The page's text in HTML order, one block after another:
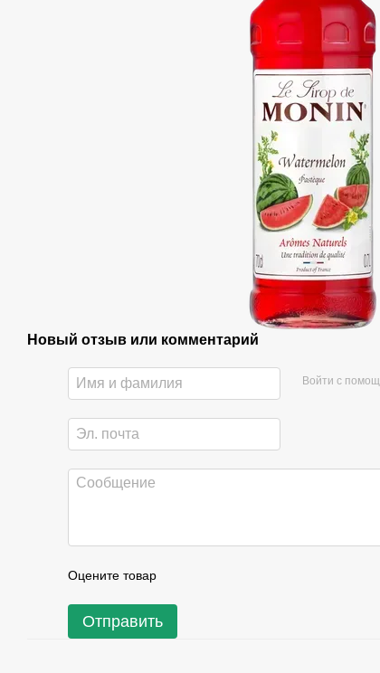
Новый отзыв или комментарий
Войти с
Оцените товар
Отправить